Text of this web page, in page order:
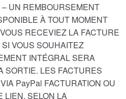
UN REMBOURSEMENT
À TOUT MOMENT
RECEVIEZ LA FACTURE
VOUS SOUHAITEZ
INTÉGRAL SERA
SORTIE. LES FACTURES
PayPal FACTURATION OU
LIEN, SELON LA